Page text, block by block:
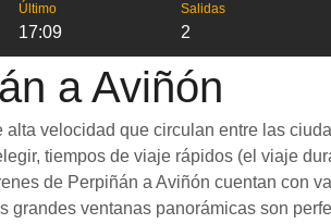
Último
17:09
Salidas
2
a Aviñón
velocidad que circulan entre las
tiempos de viaje rápidos (el viaje
de Perpiñán a Aviñón cuentan con
ventanas panorámicas son